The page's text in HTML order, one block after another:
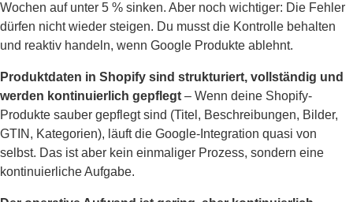
Wochen auf unter 5 % sinken. Aber noch wichtiger: Die Fehler
dürfen nicht wieder steigen. Du musst die Kontrolle behalten
und reaktiv handeln, wenn Google Produkte ablehnt.
Produktdaten in Shopify sind strukturiert, vollständig und
werden kontinuierlich gepflegt – Wenn deine Shopify-
Produkte sauber gepflegt sind (Titel, Beschreibungen, Bilder,
GTIN, Kategorien), läuft die Google-Integration quasi von
selbst. Das ist aber kein einmaliger Prozess, sondern eine
kontinuierliche Aufgabe.